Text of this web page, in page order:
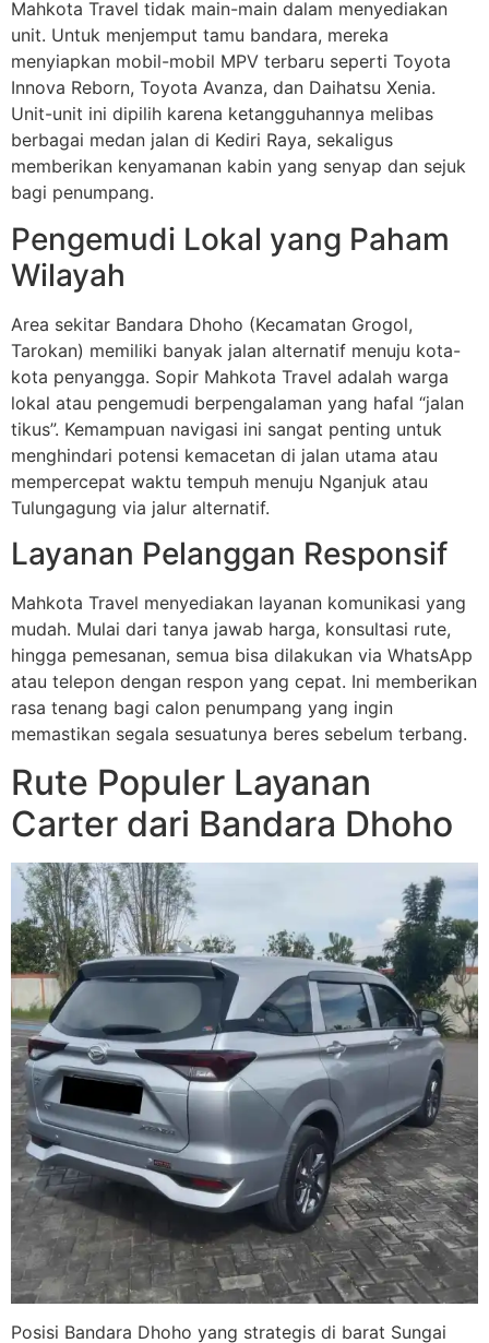
Mahkota Travel tidak main-main dalam menyediakan
unit. Untuk menjemput tamu bandara, mereka
menyiapkan mobil-mobil MPV terbaru seperti Toyota
Innova Reborn, Toyota Avanza, dan Daihatsu Xenia.
Unit-unit ini dipilih karena ketangguhannya melibas
berbagai medan jalan di Kediri Raya, sekaligus
memberikan kenyamanan kabin yang senyap dan sejuk
bagi penumpang.
Pengemudi Lokal yang Paham
Wilayah
Area sekitar Bandara Dhoho (Kecamatan Grogol,
Tarokan) memiliki banyak jalan alternatif menuju kota-
kota penyangga. Sopir Mahkota Travel adalah warga
lokal atau pengemudi berpengalaman yang hafal “jalan
tikus”. Kemampuan navigasi ini sangat penting untuk
menghindari potensi kemacetan di jalan utama atau
mempercepat waktu tempuh menuju Nganjuk atau
Tulungagung via jalur alternatif.
Layanan Pelanggan Responsif
Mahkota Travel menyediakan layanan komunikasi yang
mudah. Mulai dari tanya jawab harga, konsultasi rute,
hingga pemesanan, semua bisa dilakukan via WhatsApp
atau telepon dengan respon yang cepat. Ini memberikan
rasa tenang bagi calon penumpang yang ingin
memastikan segala sesuatunya beres sebelum terbang.
Rute Populer Layanan
Carter dari Bandara Dhoho
Posisi Bandara Dhoho yang strategis di barat Sungai